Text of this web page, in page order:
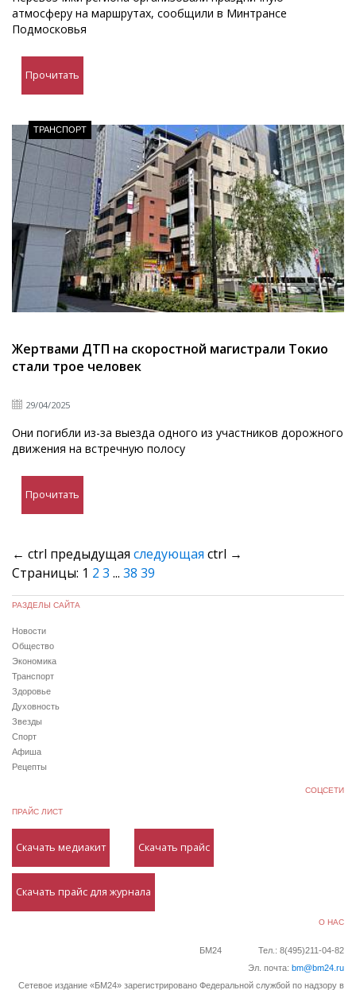
атмосферу на маршрутах, сообщили в Минтрансе
Подмосковья
Прочитать
ТРАНСПОРТ
Жертвами ДТП на скоростной магистрали Токио
стали трое человек
29/04/2025
Они погибли из-за выезда одного из участников дорожного
движения на встречную полосу
Прочитать
← ctrl предыдущая следующая ctrl →
Страницы: 1 2 3 ... 38 39
РАЗДЕЛЫ САЙТА
Новости
Общество
Экономика
Транспорт
Здоровье
Духовность
Звезды
Спорт
Афиша
Рецепты
СОЦСЕТИ
ПРАЙС ЛИСТ
Скачать медиакит Скачать прайс
Скачать прайс для журнала
О НАС
БМ24
Тел.: 8(495)211-04-82
Эл. почта: bm@bm24.ru
Сетевое издание «БМ24» зарегистрировано Федеральной службой по надзору в